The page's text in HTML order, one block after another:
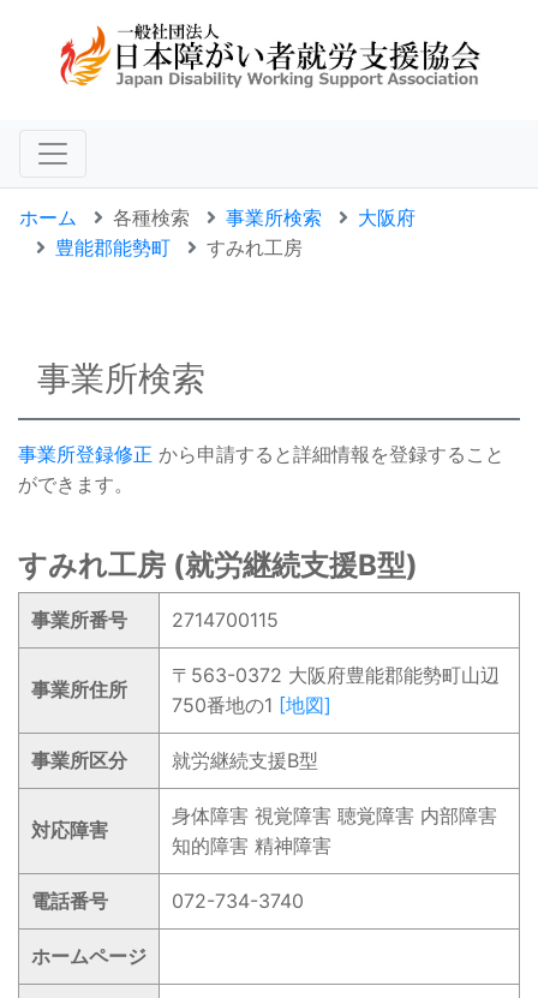
ホーム 各種検索 事業所検索
大阪府
豊能郡能勢町
すみれ工房
事業所検索
事業所登録修正 から申請すると詳細情報を登録すること
ができます。
すみれ工房 (就労継続支援B型)
事業所番号 2714700115
事業所住所
〒563-0372 大阪府豊能郡能勢町山辺
750番地の1 [地図]
事業所区分 就労継続支援B型
対応障害
身体障害 視覚障害 聴覚障害 内部障害
知的障害 精神障害
電話番号 072-734-3740
ホームページ